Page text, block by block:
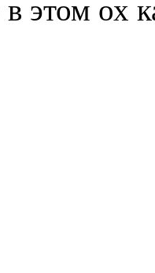
в этом ох